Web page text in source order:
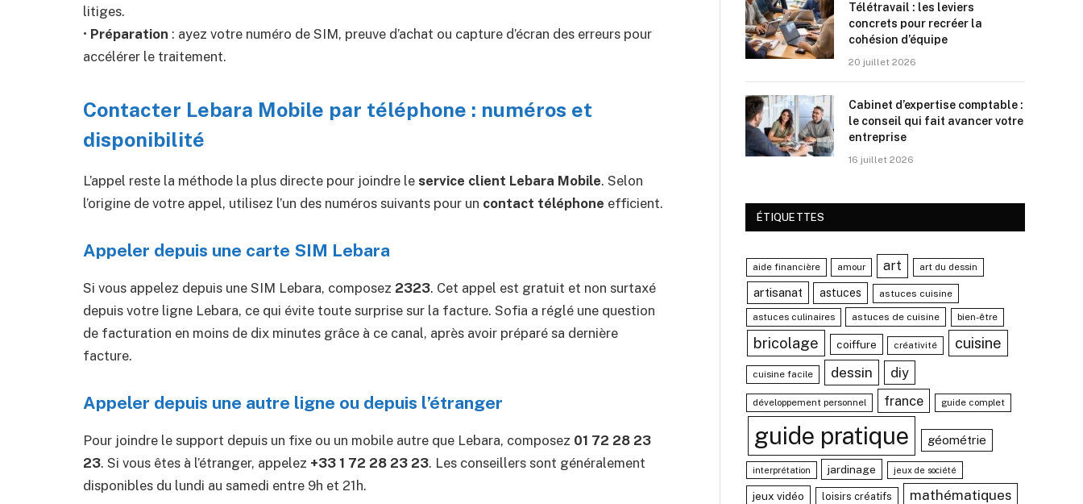
litiges.
• Préparation : ayez votre numéro de SIM, preuve d’achat ou capture d’écran des erreurs pour
accélérer le traitement.
Contacter Lebara Mobile par téléphone : numéros et
disponibilité
L’appel reste la méthode la plus directe pour joindre le service client Lebara Mobile. Selon
l’origine de votre appel, utilisez l’un des numéros suivants pour un contact téléphone efficient.
Appeler depuis une carte SIM Lebara
Si vous appelez depuis une SIM Lebara, composez 2323. Cet appel est gratuit et non surtaxé
depuis votre ligne Lebara, ce qui évite toute surprise sur la facture. Sofia a réglé une question
de facturation en moins de dix minutes grâce à ce canal, après avoir préparé sa dernière
facture.
Appeler depuis une autre ligne ou depuis l’étranger
Pour joindre le support depuis un fixe ou un mobile autre que Lebara, composez 01 72 28 23
23. Si vous êtes à l’étranger, appelez +33 1 72 28 23 23. Les conseillers sont généralement
disponibles du lundi au samedi entre 9h et 21h.
Télétravail : les leviers
concrets pour recréer la
cohésion d’équipe
20 juillet 2026
Cabinet d’expertise comptable :
le conseil qui fait avancer votre
entreprise
16 juillet 2026
ÉTIQUETTES
aide financière amour art art du dessin
artisanat astuces astuces cuisine
astuces culinaires astuces de cuisine bien-être
bricolage coiffure créativité cuisine
cuisine facile dessin diy
développement personnel france guide complet
guide pratique géométrie
interprétation jardinage jeux de société
jeux vidéo loisirs créatifs mathématiques